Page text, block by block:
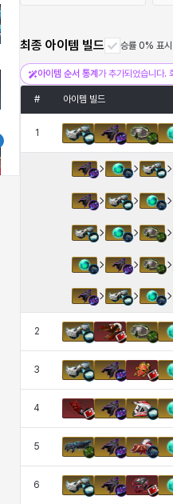
최종 아이템 빌드 승률 0% 표시
아이템 순서 통계 가 추가되었습니다.
# 아이템 빌드
1
2
3
4
5
6